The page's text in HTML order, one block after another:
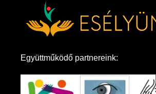
Együttműködő partnereink: